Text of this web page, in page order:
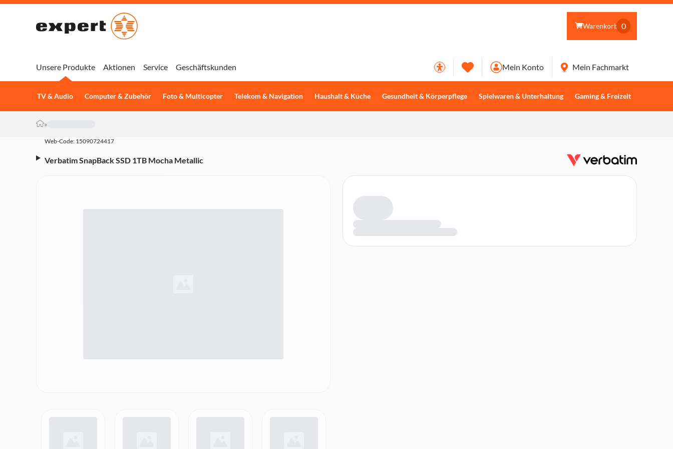
Warenkorb 0
Unsere Produkte
TV & Audio Computer & Zubehör Foto & Multicopter Telekom & Navigation Haushalt & Küche Gesundheit & Körperpflege Spielwaren & Unterhaltung Gaming & Freizeit
Aktionen Service Geschäftskunden Mein Konto Mein Fachmarkt
»
Web-Code: 15090724417
Verbatim SnapBack SSD 1TB Mocha Metallic